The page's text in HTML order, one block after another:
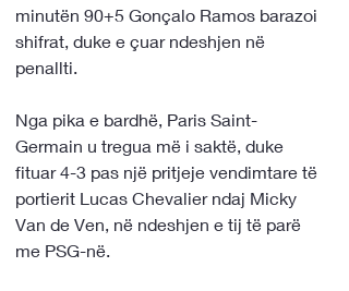
minutën 90+5 Gonçalo Ramos barazoi
shifrat, duke e çuar ndeshjen në
penallti.
Nga pika e bardhë, Paris Saint-
Germain u tregua më i saktë, duke
fituar 4-3 pas një pritjeje vendimtare të
portierit Lucas Chevalier ndaj Micky
Van de Ven, në ndeshjen e tij të parë
me PSG-në.